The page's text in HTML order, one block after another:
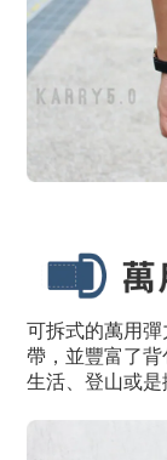
可拆式的萬用
帶，並豐富了
生活、登山或是